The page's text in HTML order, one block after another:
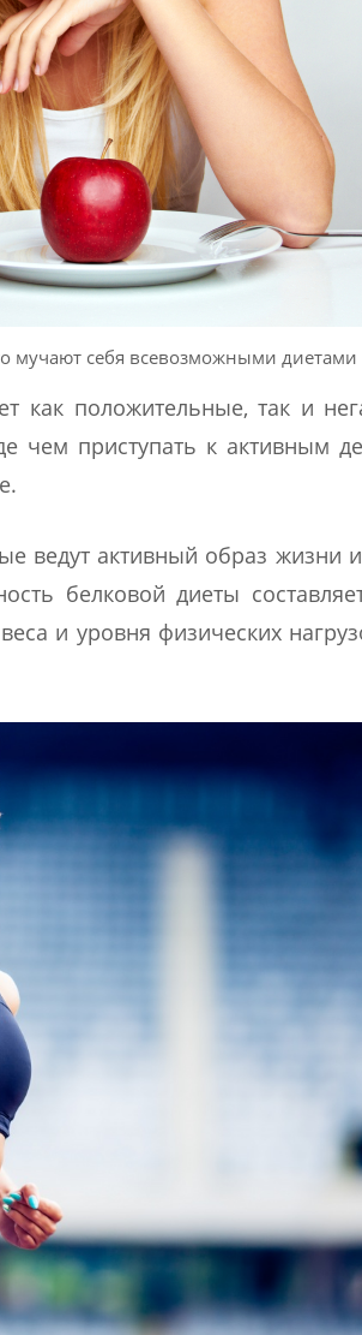
мучают себя всевозможными диетами
как положительные, так и
чем приступать к активным
ведут активный образ жизни
белковой диеты
и уровня физических